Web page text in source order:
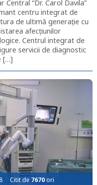
“Dr. Carol Davila”
centru integrat de
de ultimă generație cu
afecțiunilor
Centrul integrat de
servicii de diagnostic
[…]
Citit de 7670ori